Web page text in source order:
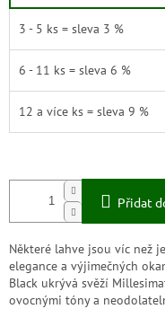
3 - 5 ks = sleva 3 %
6 - 11 ks = sleva 6 %
12 a více ks = sleva 9 %
Přidat
Některé lahve jsou víc než
elegance a výjimečných
Black ukrývá svěží
ovocnými tóny a